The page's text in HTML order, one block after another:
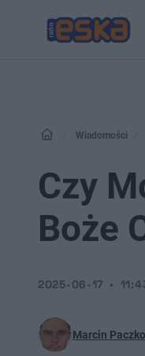
Wiadomości
Czy
Boże
Marcin
2025-06-17